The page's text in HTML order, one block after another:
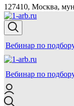
127410, Москва,
Вебинар по
Вебинар по